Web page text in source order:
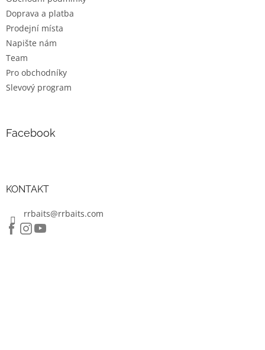
Doprava a platba
Prodejní místa
Napište nám
Team
Pro obchodníky
Slevový program
Facebook
KONTAKT
rrbaits@rrbaits.com